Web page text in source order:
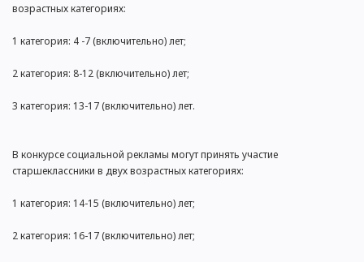
возрастных категориях:
1 категория: 4 -7 (включительно) лет;
2 категория: 8-12 (включительно) лет;
3 категория: 13-17 (включительно) лет.
В конкурсе социальной рекламы могут принять участие
старшеклассники в двух возрастных категориях:
1 категория: 14-15 (включительно) лет;
2 категория: 16-17 (включительно) лет;